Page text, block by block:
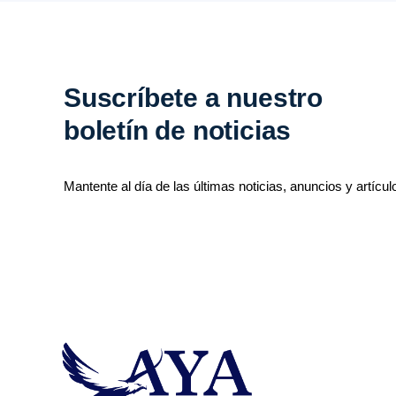
Suscríbete a nuestro
boletín de noticias
Mantente al día de las últimas noticias, anuncios y